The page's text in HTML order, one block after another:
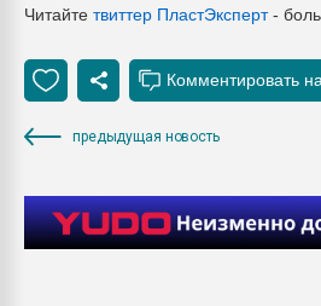
Читайте твиттер ПластЭксперт-
предыдущая новость